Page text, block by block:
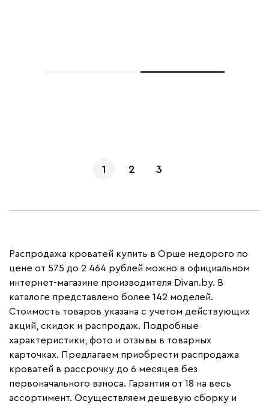
1 2 3
Распродажа кроватей купить в Орше недорого по
цене от 575 до 2 464 рублей можно в официальном
интернет-магазине производителя Divan.by. В
каталоге представлено более 142 моделей.
Стоимость товаров указана с учетом действующих
акций, скидок и распродаж. Подробные
характеристики, фото и отзывы в товарных
карточках. Предлагаем приобрести распродажа
кроватей в рассрочку до 6 месяцев без
первоначального взноса. Гарантия от 18 на весь
ассортимент. Осуществляем дешевую сборку и